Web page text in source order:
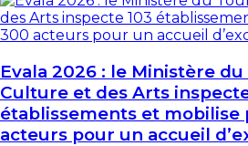
Evala 2026 : le Ministère
Culture et des Arts
établissements et mobilise
acteurs pour un accueil